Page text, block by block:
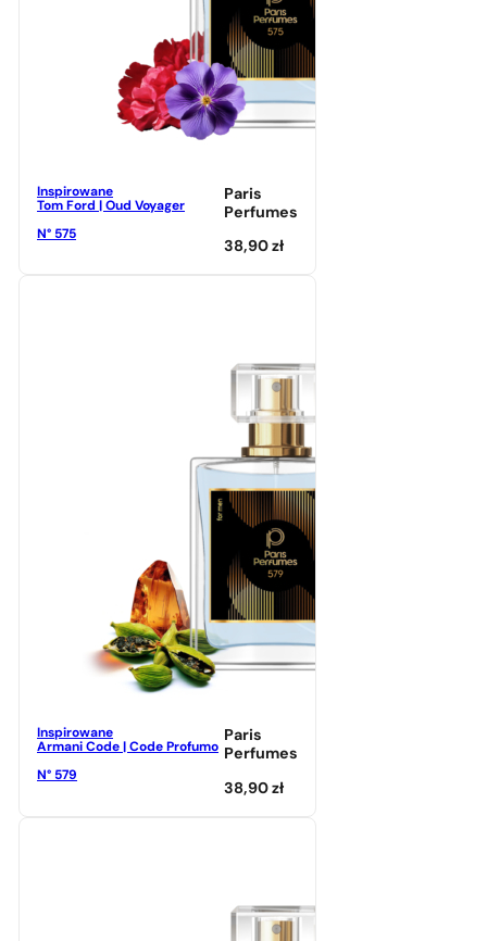
Inspirowane
Tom Ford | Oud Voyager
N° 575
Paris
Perfumes
38,90zł
Inspirowane
Armani Code | Code Profumo
N° 579
Paris
Perfumes
38,90zł